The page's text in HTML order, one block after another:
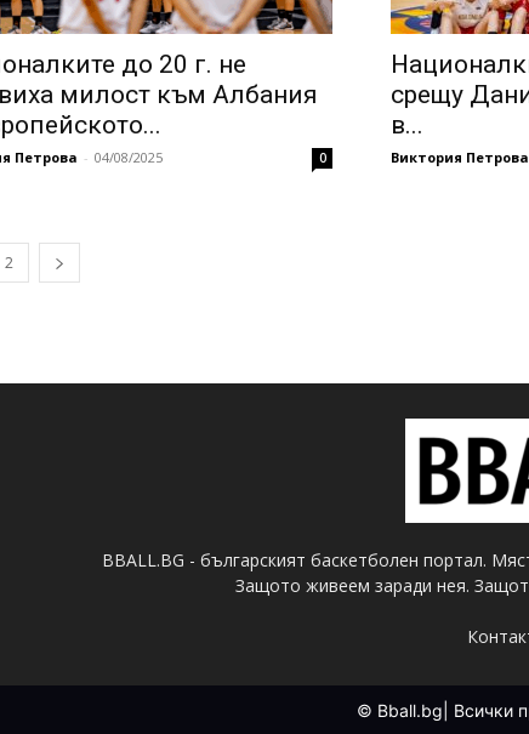
до 20 г. не
милост към Албания
Петрова - 04/08/2025 0
срещу
в...
Виктория Петрова
2
BBALL.BG - българският баскетболен портал.
Защото живеем заради нея.
© Bball.bg| Всички